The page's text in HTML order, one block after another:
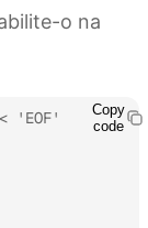
o na
'EOF'
Copy
code